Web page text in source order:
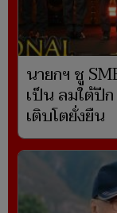
นายกฯ ชู
เป็น ลมใต้ปี
เติบโตยั่งยืน